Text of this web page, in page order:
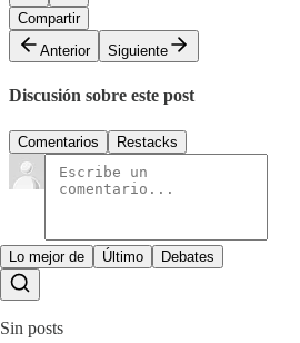
Compartir
Anterior
Siguiente
Discusión sobre este post
Comentarios Restacks
Lo mejor de Último Debates
Sin posts